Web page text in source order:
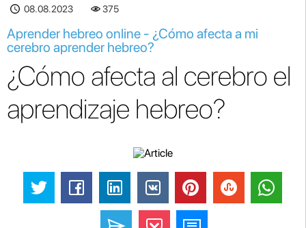
08.08.2023 375
Aprender hebreo online - ¿Cómo afecta a mi
cerebro aprender hebreo?
¿Cómo afecta al cerebro el
aprendizaje hebreo?